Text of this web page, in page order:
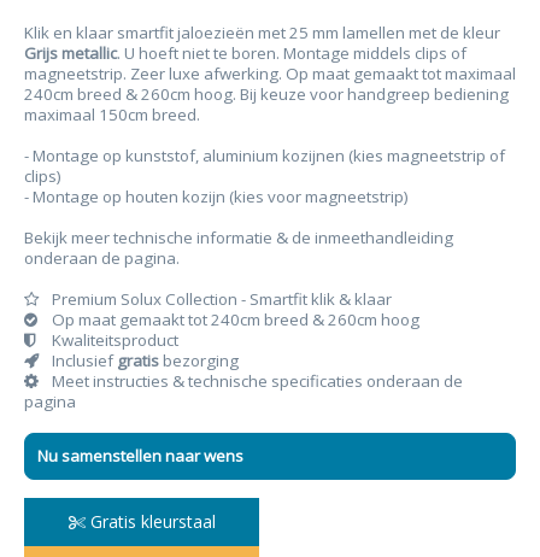
Klik en klaar smartfit jaloezieën met 25 mm lamellen met de kleur
Grijs metallic. U hoeft niet te boren. Montage middels clips of
magneetstrip. Zeer luxe afwerking. Op maat gemaakt tot maximaal
240cm breed & 260cm hoog. Bij keuze voor handgreep bediening
maximaal 150cm breed.
- Montage op kunststof, aluminium kozijnen (kies magneetstrip of
clips)
- Montage op houten kozijn (kies voor magneetstrip)
Bekijk meer technische informatie & de inmeethandleiding
onderaan de pagina.
Premium Solux Collection - Smartfit klik & klaar
Op maat gemaakt tot 240cm breed & 260cm hoog
Kwaliteitsproduct
Inclusiefgratis bezorging
Meet instructies & technische specificaties onderaan de
pagina
Nu samenstellen naar wens
Gratis kleurstaal